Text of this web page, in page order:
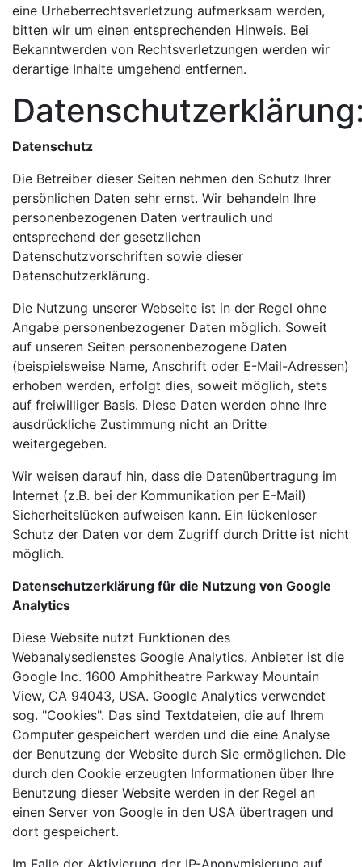
eine Urheberrechtsverletzung aufmerksam werden,
bitten wir um einen entsprechenden Hinweis. Bei
Bekanntwerden von Rechtsverletzungen werden wir
derartige Inhalte umgehend entfernen.
Datenschutz
Die Betreiber dieser Seiten nehmen den Schutz Ihrer
persönlichen Daten sehr ernst. Wir behandeln Ihre
personenbezogenen Daten vertraulich und
entsprechend der gesetzlichen
Datenschutzvorschriften sowie dieser
Datenschutzerklärung.
Die Nutzung unserer Webseite ist in der Regel ohne
Angabe personenbezogener Daten möglich. Soweit
auf unseren Seiten personenbezogene Daten
(beispielsweise Name, Anschrift oder E-Mail-Adressen)
erhoben werden, erfolgt dies, soweit möglich, stets
auf freiwilliger Basis. Diese Daten werden ohne Ihre
ausdrückliche Zustimmung nicht an Dritte
weitergegeben.
Wir weisen darauf hin, dass die Datenübertragung im
Internet (z.B. bei der Kommunikation per E-Mail)
Sicherheitslücken aufweisen kann. Ein lückenloser
Schutz der Daten vor dem Zugriff durch Dritte ist nicht
möglich.
Datenschutzerklärung für die Nutzung von Google
Analytics
Diese Website nutzt Funktionen des
Webanalysedienstes Google Analytics. Anbieter ist die
Google Inc. 1600 Amphitheatre Parkway Mountain
View, CA 94043, USA. Google Analytics verwendet
sog. "Cookies". Das sind Textdateien, die auf Ihrem
Computer gespeichert werden und die eine Analyse
der Benutzung der Website durch Sie ermöglichen. Die
durch den Cookie erzeugten Informationen über Ihre
Benutzung dieser Website werden in der Regel an
einen Server von Google in den USA übertragen und
dort gespeichert.
Im Falle der Aktivierung der IP-Anonymisierung auf